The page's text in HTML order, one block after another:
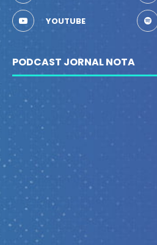
YOUTUBE
PODCAST JORNAL NOTA